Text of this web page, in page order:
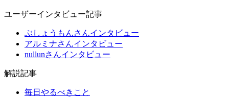
ユーザーインタビュー記事
ぶしょうもんさんインタビュー
アルミナさんインタビュー
nullunさんインタビュー
解説記事
毎日やるべきこと